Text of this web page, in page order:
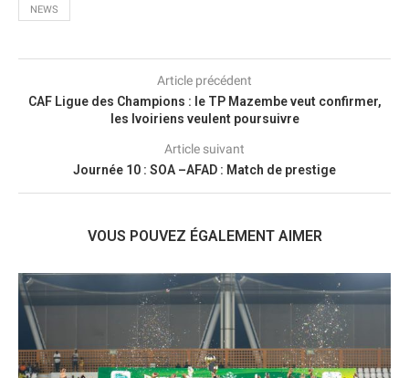
NEWS
Article précédent
CAF Ligue des Champions : le TP Mazembe veut confirmer,
les Ivoiriens veulent poursuivre
Article suivant
Journée 10 : SOA –AFAD : Match de prestige
VOUS POUVEZ ÉGALEMENT AIMER